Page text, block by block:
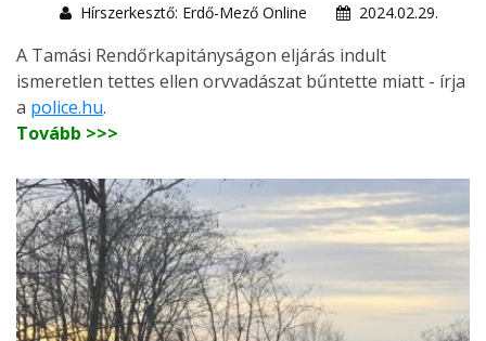
Hírszerkesztő: Erdő-Mező Online
2024.02.29.
A Tamási Rendőrkapitányságon eljárás indult
ismeretlen tettes ellen orvvadászat bűntette miatt - írja
a police.hu.
Tovább >>>